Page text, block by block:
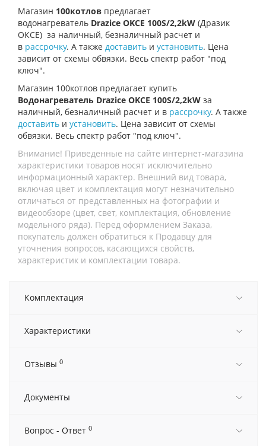
Магазин 100котлов предлагает
водонагреватель Drazice OKCE 100S/2,2kW (Дразик
ОКСЕ) за наличный, безналичный расчет и
в рассрочку. А также доставить и установить. Цена
зависит от схемы обвязки. Весь спектр работ "под
ключ".
Магазин 100котлов предлагает купить
Водонагреватель Drazice OKCE 100S/2,2kW за
наличный, безналичный расчет и в рассрочку. А также
доставить и установить. Цена зависит от схемы
обвязки. Весь спектр работ "под ключ".
Внимание! Приведенные на сайте интернет-магазина
характеристики товаров носят исключительно
информационный характер. Внешний вид товара,
включая цвет и комплектация могут незначительно
отличаться от представленных на фотографии и
видеообзоре (цвет, свет, комплектация, обновление
модельного ряда). Перед оформлением Заказа,
покупатель должен обратиться к Продавцу для
уточнения вопросов, касающихся свойств,
характеристик и комплектации товара.
Комплектация
Характеристики
Отзывы 0
Документы
Вопрос - Ответ 0